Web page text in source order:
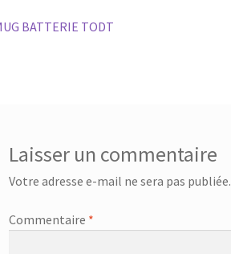
BATTERIE TODT
Laisser un commentaire
Votre adresse e-mail ne sera pas publiée.
Commentaire *